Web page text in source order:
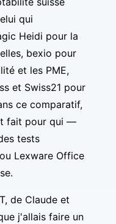
qui
Heidi pour la
bexio pour
et les PME,
et Swiss21 pour
ce comparatif,
fait pour qui —
tests
Lexware Office
de Claude et
j'allais faire un